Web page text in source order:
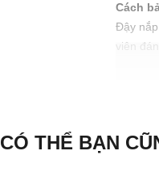
Cách
Đậy
viên
CÓ THỂ BẠN